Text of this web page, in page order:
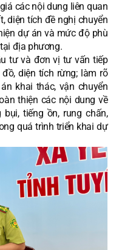
các nội dung liên quan
diện tích đề nghị chuyển
dự án và mức độ phù
địa phương.
tư và đơn vị tư vấn tiếp
diện tích rừng; làm rõ
khai thác, vận chuyển
thiện các nội dung về
tiếng ồn, rung chấn,
quá trình triển khai dự